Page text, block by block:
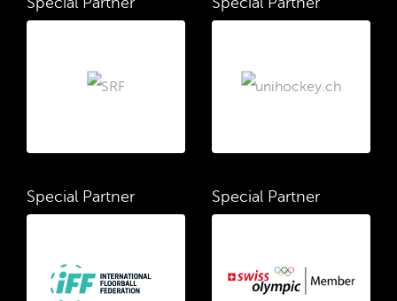
Special Partner Special Partner